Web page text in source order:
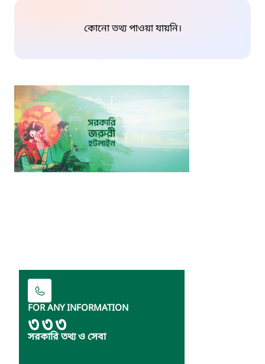
কোনো তথ্য পাওয়া যায়নি।
FOR ANY INFORMATION
৩৩৩
সরকারি তথ্য ও সেবা